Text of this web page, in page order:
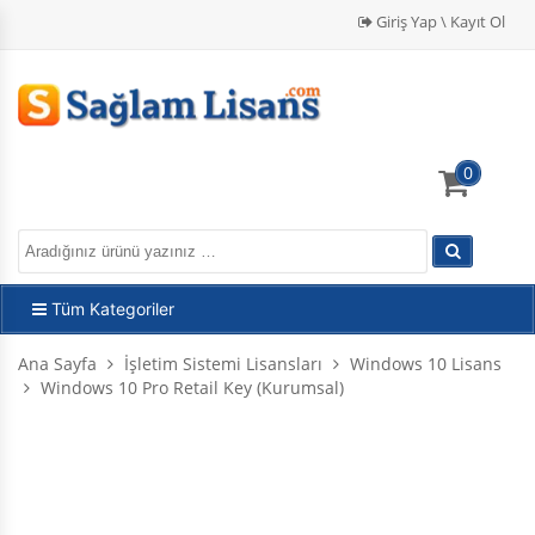
Giriş Yap \ Kayıt Ol
0
Tüm Kategoriler
Ana Sayfa İşletim Sistemi Lisansları
Windows 10 Lisans
Windows 10 Pro Retail Key (Kurumsal)